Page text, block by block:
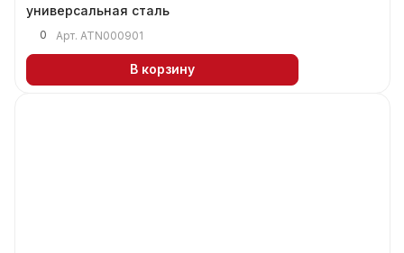
универсальная сталь
0 Арт. ATN000901
В корзину